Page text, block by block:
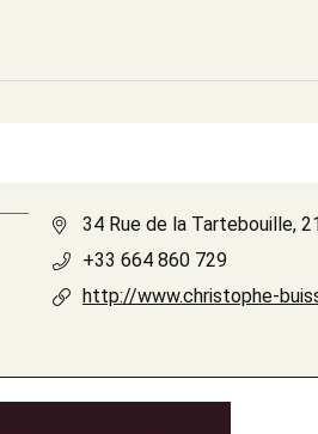
34 Rue de la Tartebouille,
+33 664 860 729
http://www.christophe-